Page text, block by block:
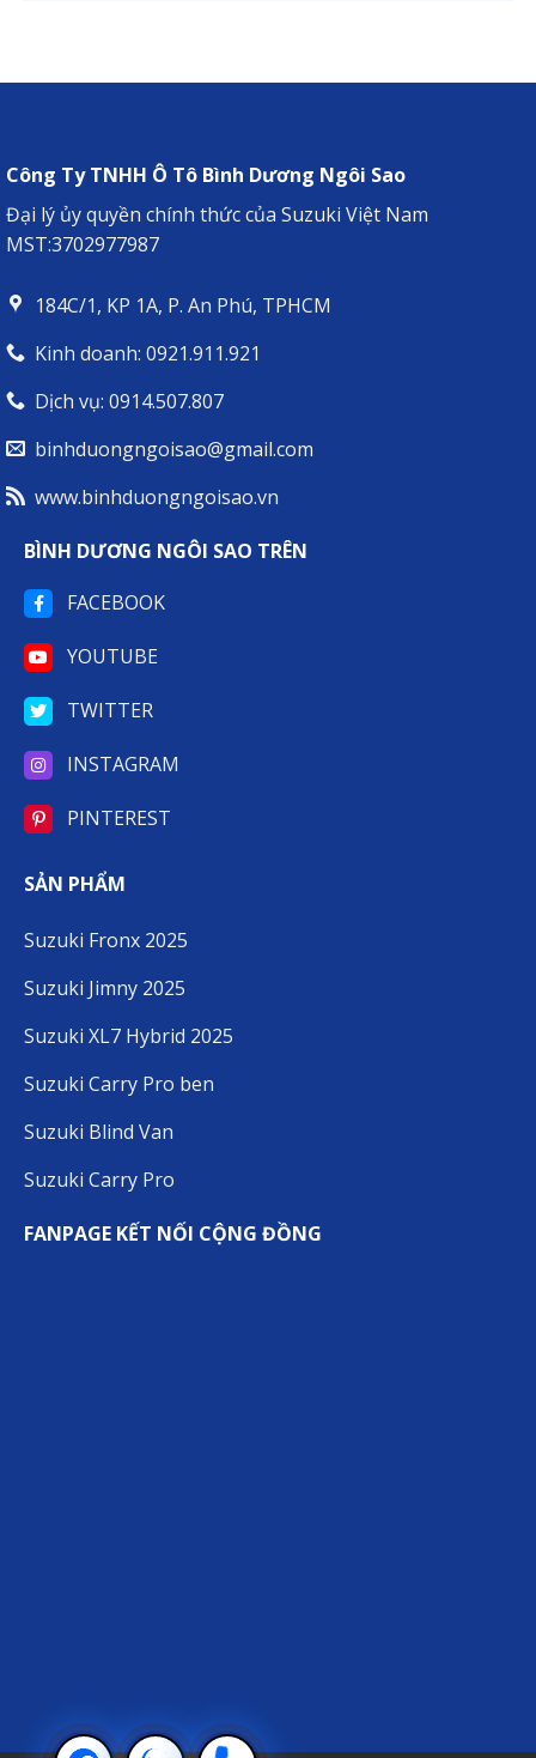
XL7
ĐỒNG
HÀNH
LÝ
HÀNH
ĐỒNG
Công Ty TNHH Ô Tô Bình Dương Ngôi Sao
Đại lý ủy quyền chính thức của Suzuki Việt Nam
MST:3702977987
184C/1, KP 1A, P. An Phú, TPHCM
Kinh doanh: 0921.911.921
Dịch vụ: 0914.507.807
binhduongngoisao@gmail.com
www.binhduongngoisao.vn
BÌNH DƯƠNG NGÔI SAO TRÊN
FACEBOOK
YOUTUBE
TWITTER
INSTAGRAM
PINTEREST
SẢN PHẨM
Suzuki Fronx 2025
Suzuki Jimny 2025
Suzuki XL7 Hybrid 2025
Suzuki Carry Pro ben
Suzuki Blind Van
Suzuki Carry Pro
FANPAGE KẾT NỐI CỘNG ĐỒNG